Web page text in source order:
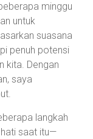
minggu
untuk
suasana
penuh potensi
kita. Dengan
saya
langkah
saat itu—